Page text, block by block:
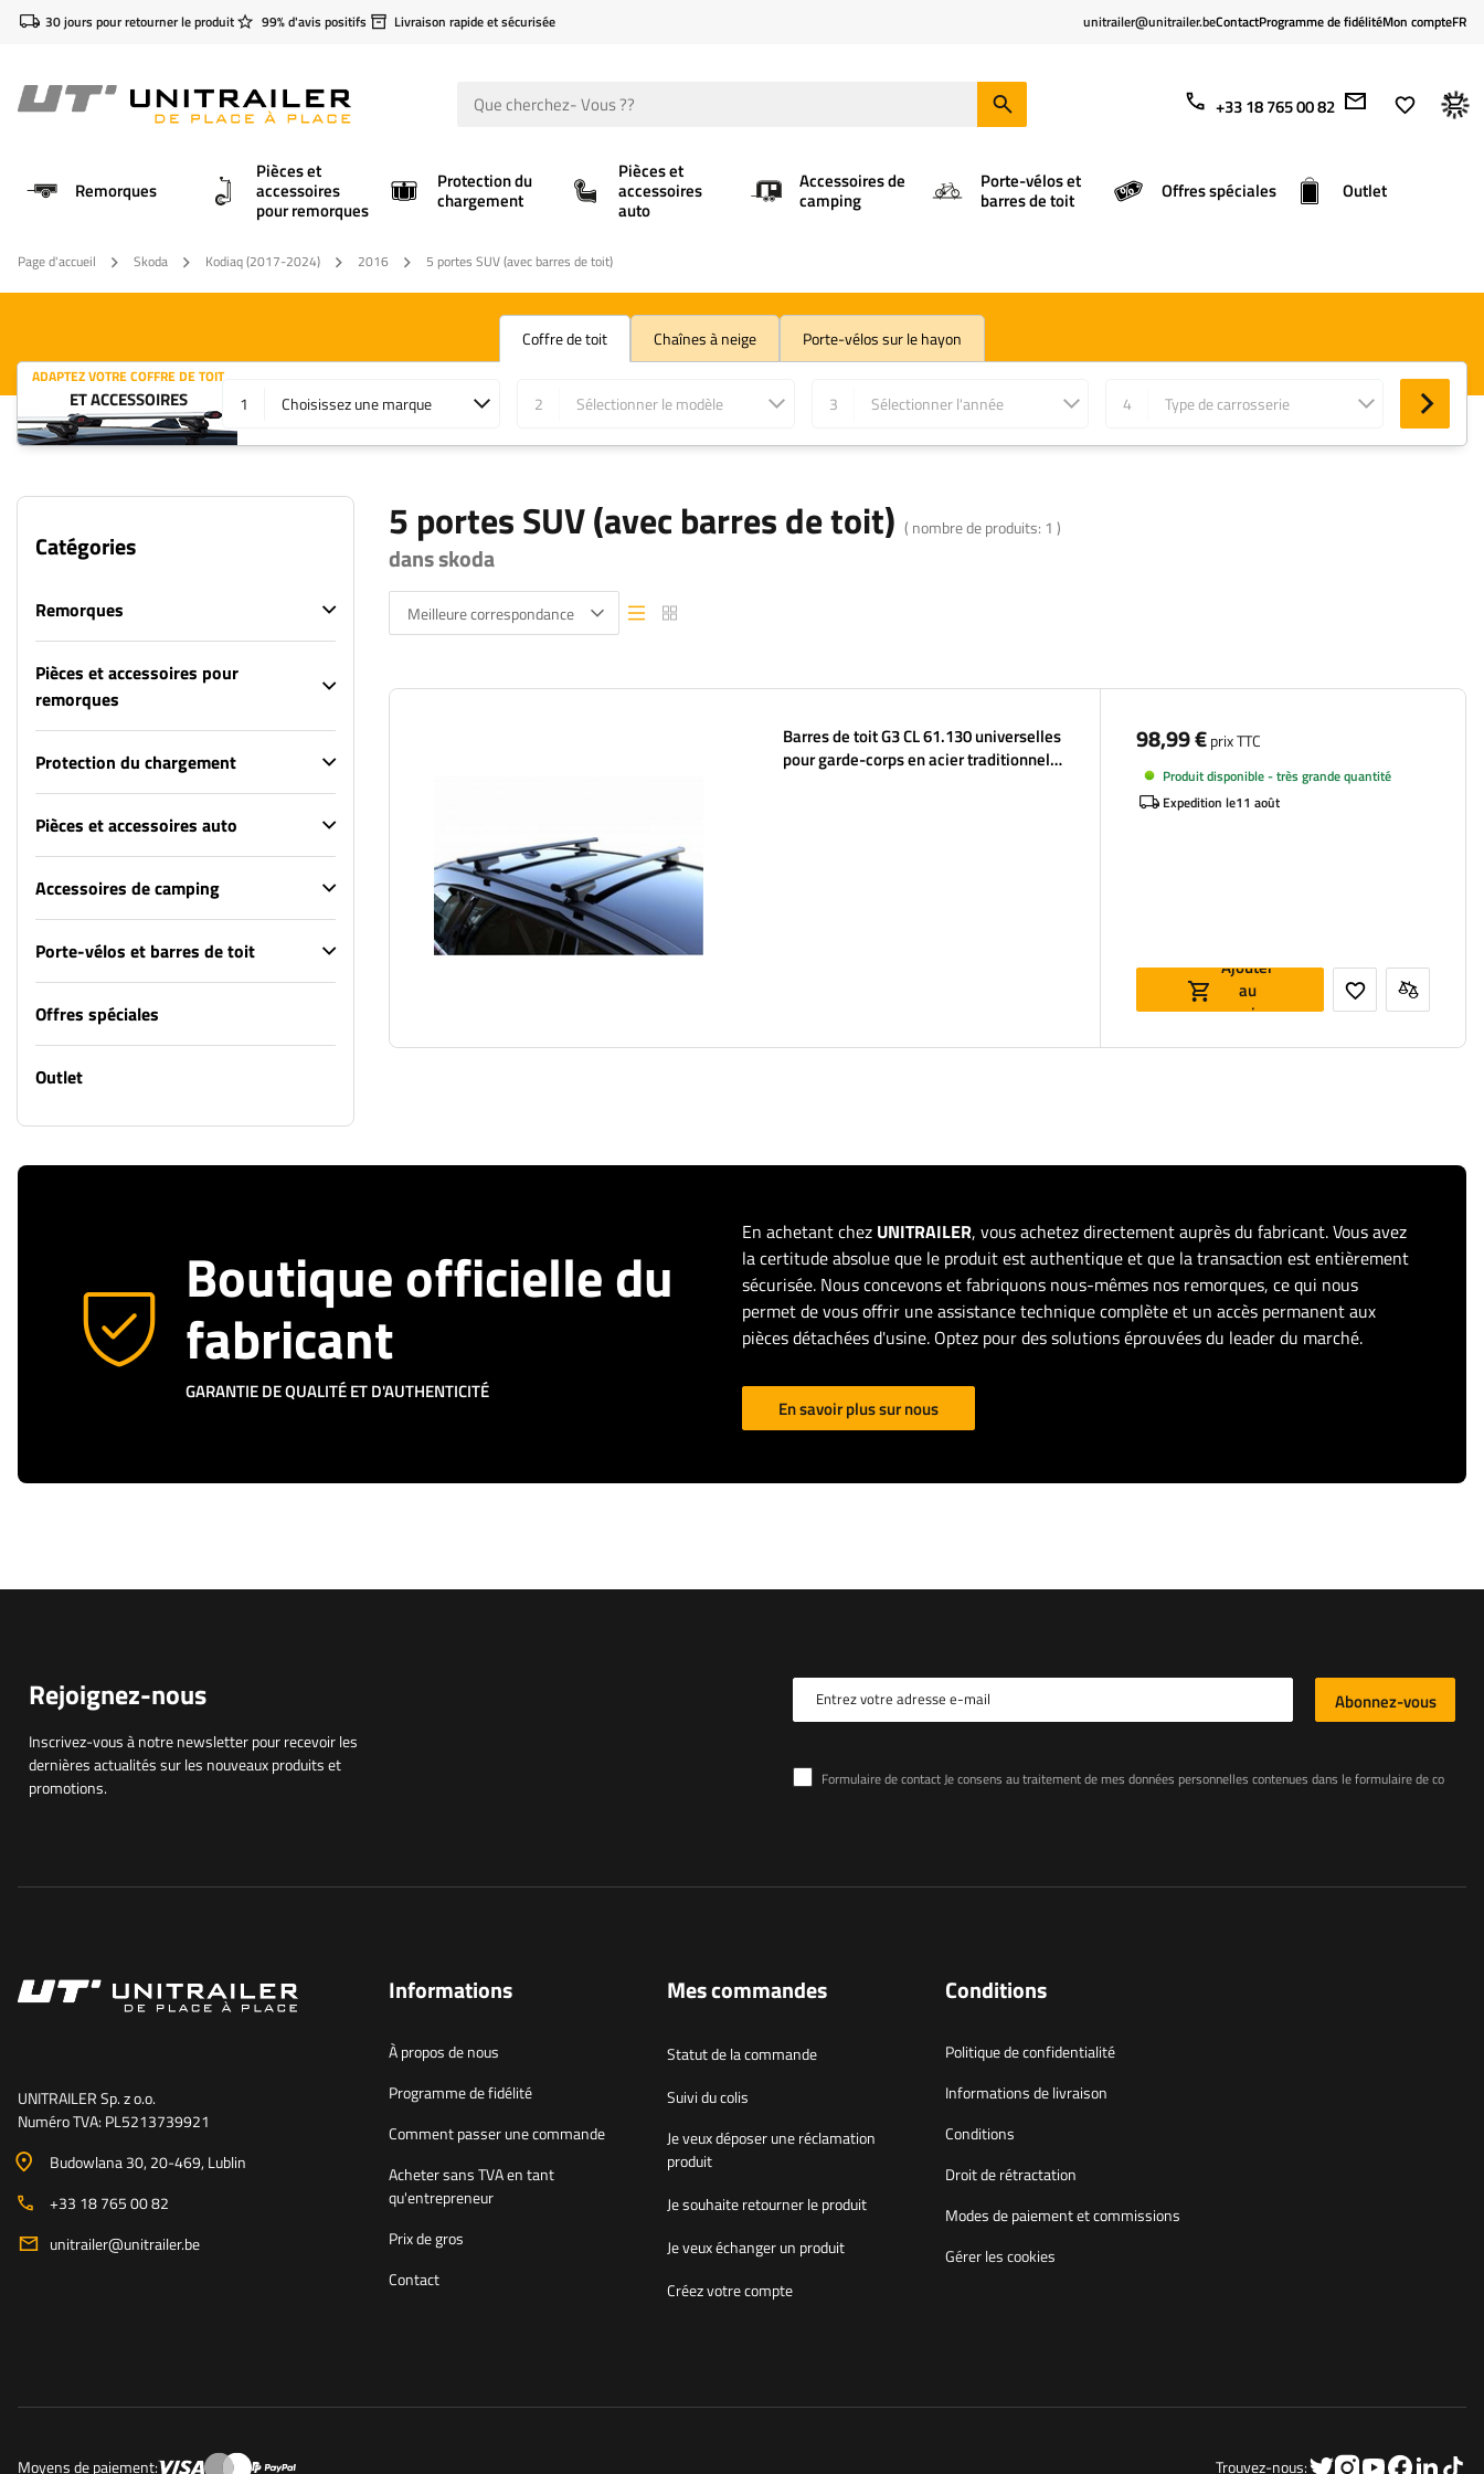
30 jours pour retourner le produit 99% d'avis positifs Livraison rapide et sécurisée unitrailer@unitrailer.beContactProgramme de fidélitéMon compteFR
+33 18 765 00 82
Remorques
Pièces et
accessoires
pour remorques
Protection du
chargement
Pièces et
accessoires
auto
Accessoires de
camping
Porte-vélos et
barres de toit Offres spéciales Outlet
Page d'accueil Skoda Kodiaq (2017-2024) 2016 5 portes SUV (avec barres de toit)
Coffre de toit Chaînes à neige Porte-vélos sur le hayon
ADAPTEZ VOTRE COFFRE DE TOIT
ET ACCESSOIRES 1 Choisissez une marque 2 Sélectionner le modèle 3 Sélectionner l'année 4 Type de carrosserie
Catégories
Remorques
Pièces et accessoires pour
remorques
Protection du chargement
Pièces et accessoires auto
Accessoires de camping
Porte-vélos et barres de toit
Offres spéciales
Outlet
5 portes SUV (avec barres de toit) ( nombre de produits: 1 )
dans skoda
Meilleure correspondance Vue listeVue liste
Barres de toit G3 CL 61.130 universelles
pour garde-corps en acier traditionnels
98,99 €prix TTC
Produit disponible - très grande quantité
Expedition le11 août
Ajouter
au
panier
Boutique officielle du
fabricant
GARANTIE DE QUALITÉ ET D'AUTHENTICITÉ
En achetant chez UNITRAILER, vous achetez directement auprès du fabricant. Vous avez
la certitude absolue que le produit est authentique et que la transaction est entièrement
sécurisée. Nous concevons et fabriquons nous-mêmes nos remorques, ce qui nous
permet de vous offrir une assistance technique complète et un accès permanent aux
pièces détachées d'usine. Optez pour des solutions éprouvées du leader du marché.
En savoir plus sur nous
Rejoignez-nous
Inscrivez-vous à notre newsletter pour recevoir les
dernières actualités sur les nouveaux produits et
promotions.
Entrez votre adresse e-mail
Formulaire de contact Je consens au traitement de mes données personnelles contenues dans le formulaire de contact conformément au règlement du Parlement européen et du Conseil (UE)
Abonnez-vous
UNITRAILER Sp. z o.o.
Numéro TVA: PL5213739921
Budowlana 30, 20-469, Lublin
+33 18 765 00 82
unitrailer@unitrailer.be
Informations
À propos de nous
Programme de fidélité
Comment passer une commande
Acheter sans TVA en tant
qu'entrepreneur
Prix de gros
Contact
Mes commandes
Statut de la commande
Suivi du colis
Je veux déposer une réclamation
produit
Je souhaite retourner le produit
Je veux échanger un produit
Créez votre compte
Conditions
Politique de confidentialité
Informations de livraison
Conditions
Droit de rétractation
Modes de paiement et commissions
Gérer les cookies
Moyens de paiement: Trouvez-nous: